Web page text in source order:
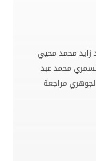
زايد محمد محيي
محمد عبد
مراجعة